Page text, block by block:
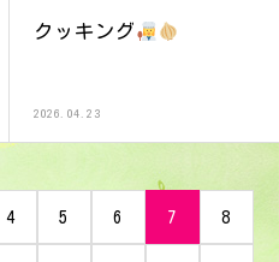
クッキング
2026.04.23
4 5 6 7 8